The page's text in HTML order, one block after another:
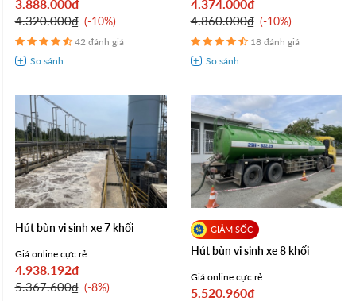
3.888.000₫
4.320.000₫ -10%
42 đánh giá
4.374.000₫
4.860.000₫ -10%
18 đánh giá
Hút bùn vi sinh xe 7 khối
Giá online cực rẻ
4.938.192₫
5.367.600₫ -8%
Hút bùn vi sinh xe 8 khối
Giá online cực rẻ
5.520.960₫